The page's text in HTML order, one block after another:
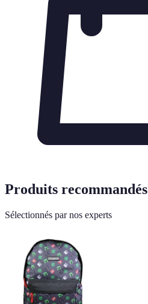
Produits recommandés
Sélectionnés par nos experts